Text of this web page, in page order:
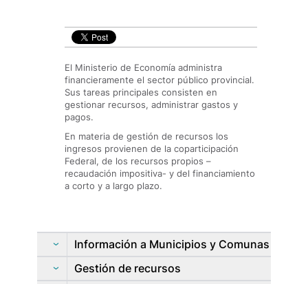
El Ministerio de Economía administra
financieramente el sector público provincial.
Sus tareas principales consisten en
gestionar recursos, administrar gastos y
pagos.
En materia de gestión de recursos los
ingresos provienen de la coparticipación
Federal, de los recursos propios –
recaudación impositiva- y del financiamiento
a corto y a largo plazo.
Información a Municipios y Comunas
Gestión de recursos